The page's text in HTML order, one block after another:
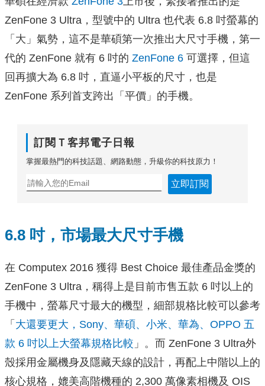
ZenFone 3 Ultra，型號中的 Ultra 也代表 6.8 吋螢幕的
「大」氣勢，這不是華碩第一次推出大尺寸手機，第一
代的 ZenFone 就有 6 吋的 ZenFone 6 可選擇，但這
回再擴大為 6.8 吋，直逼小平板的尺寸，也是
ZenFone 系列首支跨出「平價」的手機。
訂閱Ｔ客邦電子日報
掌握最熱門的科技話題、網路動態，升級你的科技原力！
立即訂閱
6.8 吋，市場最大尺寸手機
在 Computex 2016 獲得 Best Choice 最佳產品金獎的
ZenFone 3 Ultra，稱得上是目前市售五款 6 吋以上的
手機中，螢幕尺寸最大的機型，細部規格比較可以參考
「 大還要更大，Sony、華碩、小米、華為、OPPO 五
款 6 吋以上大螢幕規格比較 」。而 ZenFone 3 Ultra外
殼採用金屬機身及隱藏天線的設計，再配上中階以上的
核心規格，媲美高階機種的 2,300 萬像素相機及 OIS